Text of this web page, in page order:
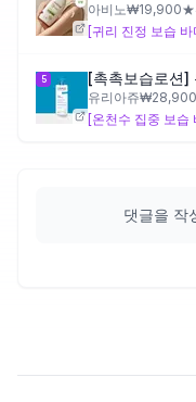
아비노₩19,900★
5
유리아쥬₩28,900
댓글을 작